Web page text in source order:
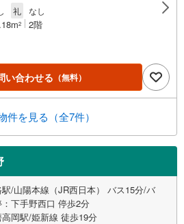
礼 なし
2 2階
い合わせる （無料）
件を見る（全7件）
/山陽本線（JR西日本） バス15分/バ
：下手野西口 停歩2分
岡駅/姫新線 徒歩19分